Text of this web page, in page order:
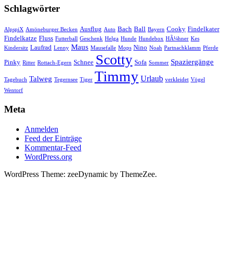
Schlagwörter
AlpspiX Amöneburger Becken Ausflug Auto Bach Ball Bayern Cooky Findelkater
Findelkatze Fluss Futterball Geschenk Helga Hunde Hundebox HÃ¼hner Kes
Kindersitz Laufrad Lenny Maus Mausefalle Mops Nino Noah Partnachklamm Pferde
Pinky Ritter Rottach-Egern Schnee Scotty Sofa Sommer Spaziergänge
Tagebuch Talweg Tegernsee Tiger Timmy Urlaub verkleidet Vögel
Wentorf
Meta
Anmelden
Feed der Einträge
Kommentar-Feed
WordPress.org
WordPress Theme: zeeDynamic by ThemeZee.